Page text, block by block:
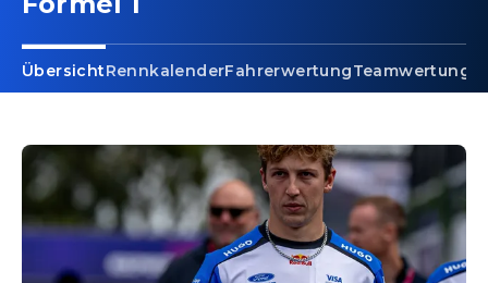
ÜbersichtRennkalenderFahrerwertungTeamwertung